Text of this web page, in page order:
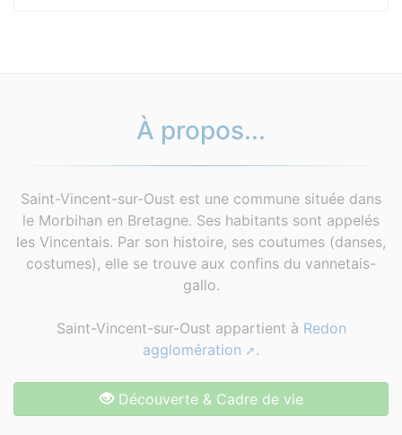
À propos...
Saint-Vincent-sur-Oust est une commune située dans
le Morbihan en Bretagne. Ses habitants sont appelés
les Vincentais. Par son histoire, ses coutumes (danses,
costumes), elle se trouve aux confins du vannetais-
gallo.
Saint-Vincent-sur-Oust appartient à Redon
agglomération
.
Découverte & Cadre de vie